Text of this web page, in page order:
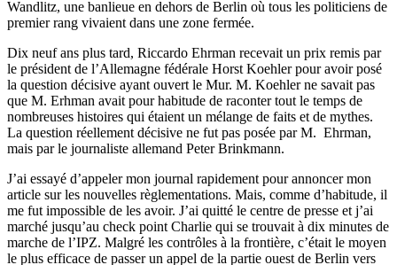
Wandlitz, une banlieue en dehors de Berlin où tous les politiciens de
premier rang vivaient dans une zone fermée.
Dix neuf ans plus tard, Riccardo Ehrman recevait un prix remis par
le président de l’Allemagne fédérale Horst Koehler pour avoir posé
la question décisive ayant ouvert le Mur. M. Koehler ne savait pas
que M. Erhman avait pour habitude de raconter tout le temps de
nombreuses histoires qui étaient un mélange de faits et de mythes.
La question réellement décisive ne fut pas posée par M. Ehrman,
mais par le journaliste allemand Peter Brinkmann.
J’ai essayé d’appeler mon journal rapidement pour annoncer mon
article sur les nouvelles règlementations. Mais, comme d’habitude, il
me fut impossible de les avoir. J’ai quitté le centre de presse et j’ai
marché jusqu’au check point Charlie qui se trouvait à dix minutes de
marche de l’IPZ. Malgré les contrôles à la frontière, c’était le moyen
le plus efficace de passer un appel de la partie ouest de Berlin vers